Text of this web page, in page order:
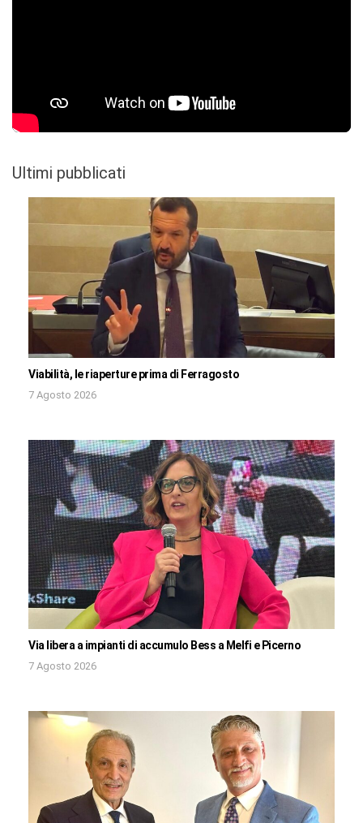
Ultimi pubblicati
Viabilità, le riaperture prima di Ferragosto
7 Agosto 2026
Via libera a impianti di accumulo Bess a Melfi e Picerno
7 Agosto 2026